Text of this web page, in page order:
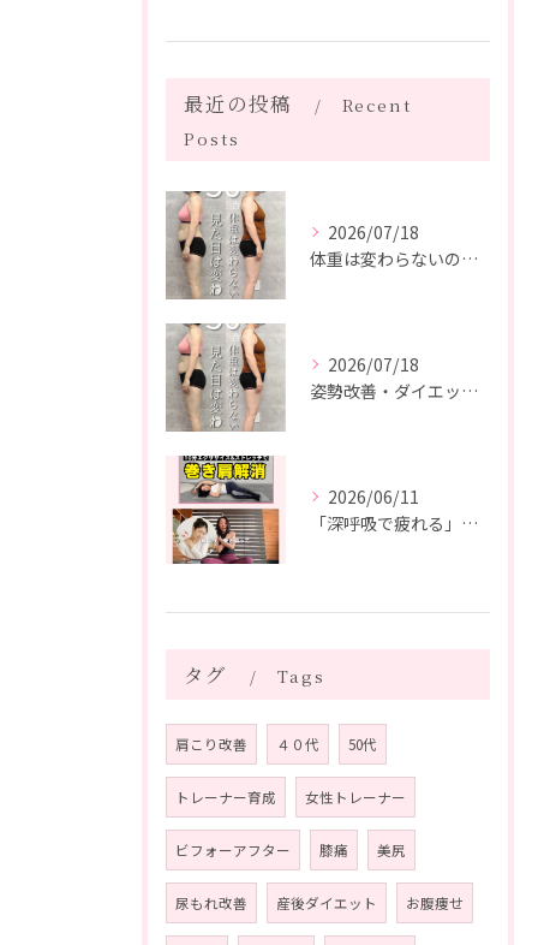
最近の投稿
Recent
Posts
2026/07/18
体重は変わらないのに、見た目は変わった。
2026/07/18
姿勢改善・ダイエット・ピラティス【５０代・M様】
2026/06/11
「深呼吸で疲れる」の、実は普通じゃありません。
タグ Tags
肩こり改善 ４０代 50代
トレーナー育成 女性トレーナー
ビフォーアフター 膝痛 美尻
尿もれ改善 産後ダイエット お腹痩せ